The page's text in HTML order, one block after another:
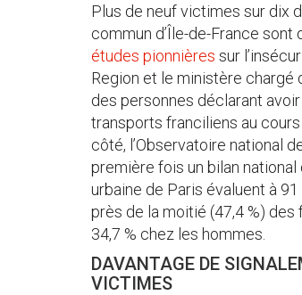
Plus de neuf victimes sur dix
commun d’Île-de-France
études pionnières sur
Region et le ministère chargé
des personnes déclarant
transports franciliens au
côté, l’Observatoire national
première fois un bilan
urbaine de Paris évaluent à
près de la moitié (47,4 %)
34,7 % chez les hommes.
DAVANTAGE DE
VICTIMES